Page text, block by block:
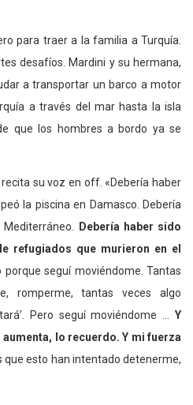
para traer a la familia a Turquía.
desafíos. Mardini y su hermana,
a transportar un barco a motor
a través del mar hasta la isla
que los hombres a bordo ya se
recita su voz en off. «Debería haber
la piscina en Damasco. Debería
Debería haber sido
refugiados que murieron en el
porque seguí moviéndome. Tantas
romperme, tantas veces algo
Pero seguí moviéndome … Y
lo recuerdo. Y mi fuerza
que esto han intentado detenerme,